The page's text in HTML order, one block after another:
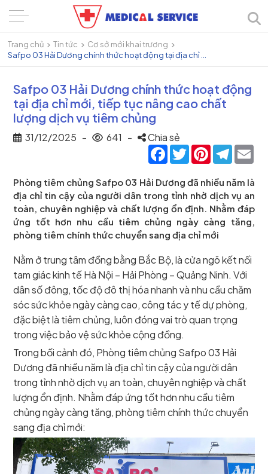
Trang chủ Tin tức
Cơ sở mới khai trương
Safpo 03 Hải Dương chính thức hoạt động tại địa chỉ ...
Safpo 03 Hải Dương chính thức hoạt động
tại địa chỉ mới, tiếp tục nâng cao chất
lượng dịch vụ tiêm chủng
31/12/2025 - 641 -
Chia sẻ
Facebook
TwitterPinterest
Phòng tiêm chủng Safpo 03 Hải Dương đã nhiều năm là
địa chỉ tin cậy của người dân trong tỉnh nhờ dịch vụ an
toàn, chuyên nghiệp và chất lượng ổn định. Nhằm đáp
ứng tốt hơn nhu cầu tiêm chủng ngày càng tăng,
phòng tiêm chính thức chuyển sang địa chỉ mới
Nằm ở trung tâm đồng bằng Bắc Bộ, là cửa ngõ kết nối
tam giác kinh tế Hà Nội – Hải Phòng – Quảng Ninh. Với
dân số đông, tốc độ đô thị hóa nhanh và nhu cầu chăm
sóc sức khỏe ngày càng cao, công tác y tế dự phòng,
đặc biệt là tiêm chủng, luôn đóng vai trò quan trọng
trong việc bảo vệ sức khỏe cộng đồng.
Trong bối cảnh đó, Phòng tiêm chủng Safpo 03 Hải
Dương đã nhiều năm là địa chỉ tin cậy của người dân
trong tỉnh nhờ dịch vụ an toàn, chuyên nghiệp và chất
lượng ổn định. Nhằm đáp ứng tốt hơn nhu cầu tiêm
chủng ngày càng tăng, phòng tiêm chính thức chuyển
sang địa chỉ mới: